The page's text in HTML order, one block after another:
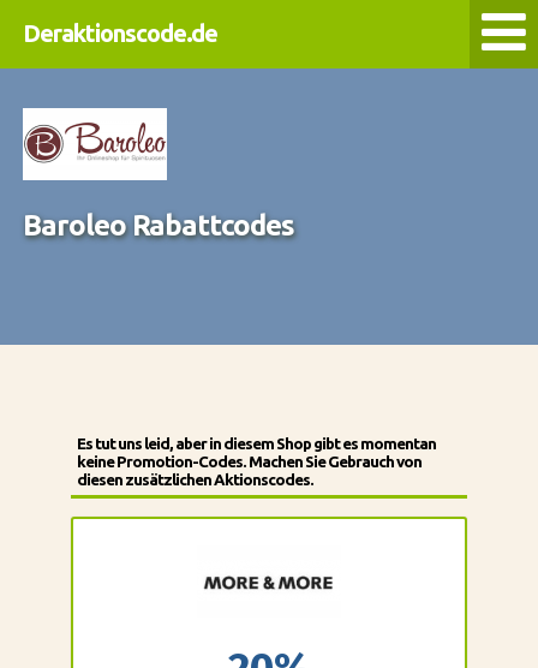
Deraktionscode.de
Baroleo Rabattcodes
Es tut uns leid, aber in diesem Shop gibt es momentan
keine Promotion-Codes. Machen Sie Gebrauch von
diesen zusätzlichen Aktionscodes.